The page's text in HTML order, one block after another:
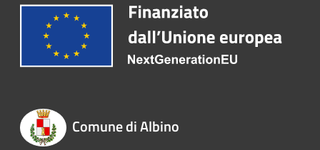
Comune di Albino